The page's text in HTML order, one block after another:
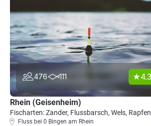
476 111 4.3
Rhein (Geisenheim)
Fischarten: Zander, Flussbarsch, Wels,
Fluss bei 0 Bingen am Rhein